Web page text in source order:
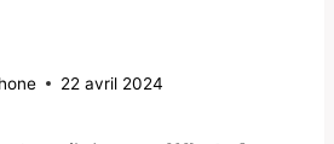
22 avril 2024